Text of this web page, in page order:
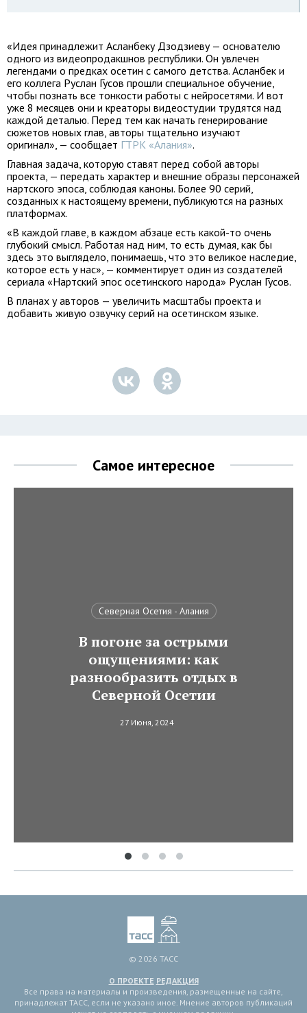
«Идея принадлежит Асланбеку Дзодзиеву — основателю
одного из видеопродакшнов республики. Он увлечен
легендами о предках осетин с самого детства. Асланбек и
его коллега Руслан Гусов прошли специальное обучение,
чтобы познать все тонкости работы с нейросетями. И вот
уже 8 месяцев они и креаторы видеостудии трудятся над
каждой деталью. Перед тем как начать генерирование
сюжетов новых глав, авторы тщательно изучают
оригинал», — сообщает ГТРК «Алания».
Главная задача, которую ставят перед собой авторы
проекта, — передать характер и внешние образы персонажей
нартского эпоса, соблюдая каноны. Более 90 серий,
созданных к настоящему времени, публикуются на разных
платформах.
«В каждой главе, в каждом абзаце есть какой-то очень
глубокий смысл. Работая над ним, то есть думая, как бы
здесь это выглядело, понимаешь, что это великое наследие,
которое есть у нас», — комментирует один из создателей
сериала «Нартский эпос осетинского народа» Руслан Гусов.
В планах у авторов — увеличить масштабы проекта и
добавить живую озвучку серий на осетинском языке.
Самое интересное
Северная Осетия - Алания
В погоне за острыми
ощущениями: как
разнообразить отдых в
Северной Осетии
27 Июня, 2024
© 2026 ТАСС
О ПРОЕКТЕ РЕДАКЦИЯ
Все права на материалы и произведения, размещенные на сайте,
принадлежат ТАСС, если не указано иное. Мнение авторов публикаций